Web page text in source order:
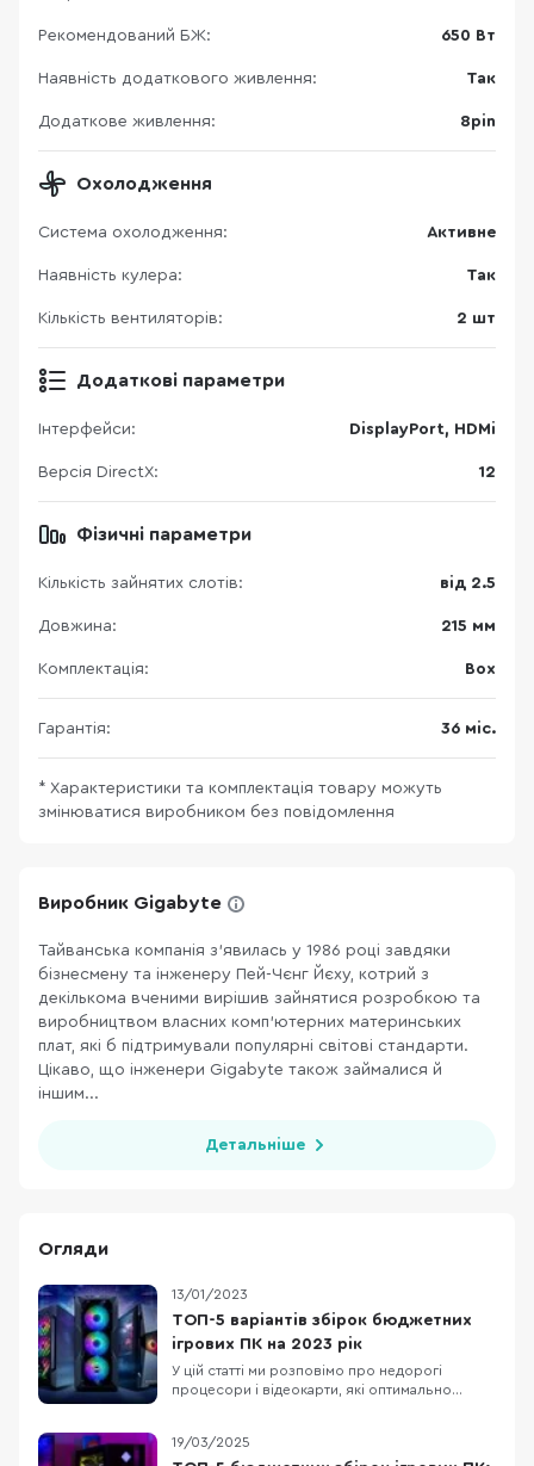
Рекомендований БЖ: 650 Вт
Наявність додаткового живлення: Так
Додаткове живлення: 8pin
Охолодження
Система охолодження: Активне
Наявність кулера: Так
Кількість вентиляторів: 2 шт
Додаткові параметри
Інтерфейси: DisplayPort, HDMi
Версія DirectX: 12
Фізичні параметри
Кількість зайнятих слотів: від 2.5
Довжина: 215 мм
Комплектація: Box
Гарантія: 36 міс.
* Характеристики та комплектація товару можуть
змінюватися виробником без повідомлення
Виробник Gigabyte
Тайванська компанія з’явилась у 1986 році завдяки
бізнесмену та інженеру Пей-Чєнг Йєху, котрий з
декількома вченими вирішив зайнятися розробкою та
виробництвом власних комп’ютерних материнських
плат, які б підтримували популярні світові стандарти.
Цікаво, що інженери Gigabyte також займалися й
іншим...
Детальніше
Огляди
13/01/2023
ТОП-5 варіантів збірок бюджетних
ігрових ПК на 2023 рік
У цій статті ми розповімо про недорогі
процесори і відеокарти, які оптимально
для них материнські плати, оперативну
19/03/2025